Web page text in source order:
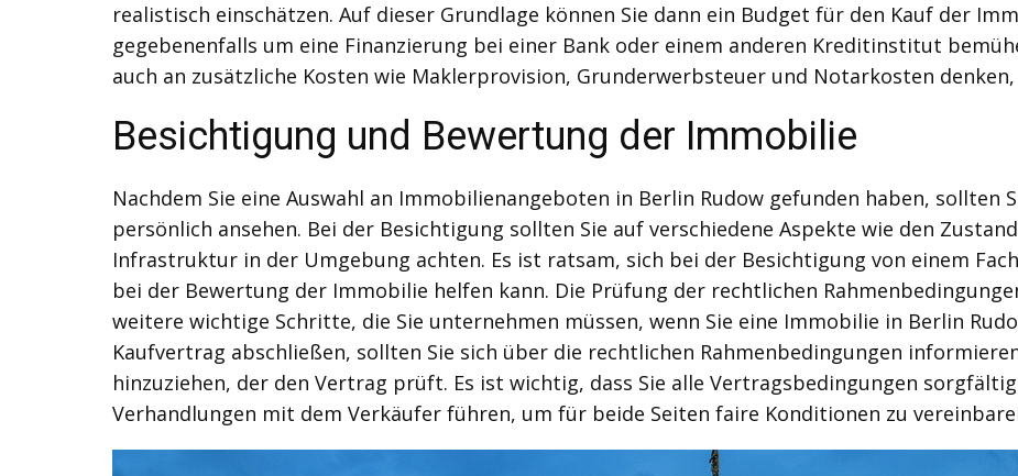
realistisch einschätzen. Auf dieser Grundlage können Sie dann ein Budget für den Kauf der
gegebenenfalls um eine Finanzierung bei einer Bank oder einem anderen Kreditinstitut
auch an zusätzliche Kosten wie Maklerprovision, Grunderwerbsteuer und Notarkosten
Besichtigung und Bewertung der Immobilie
Nachdem Sie eine Auswahl an Immobilienangeboten in Berlin Rudow gefunden haben, sollten
persönlich ansehen. Bei der Besichtigung sollten Sie auf verschiedene Aspekte wie den
Infrastruktur in der Umgebung achten. Es ist ratsam, sich bei der Besichtigung von einem
bei der Bewertung der Immobilie helfen kann. Die Prüfung der rechtlichen
weitere wichtige Schritte, die Sie unternehmen müssen, wenn Sie eine Immobilie in Berlin
Kaufvertrag abschließen, sollten Sie sich über die rechtlichen Rahmenbedingungen
hinzuziehen, der den Vertrag prüft. Es ist wichtig, dass Sie alle Vertragsbedingungen
Verhandlungen mit dem Verkäufer führen, um für beide Seiten faire Konditionen zu